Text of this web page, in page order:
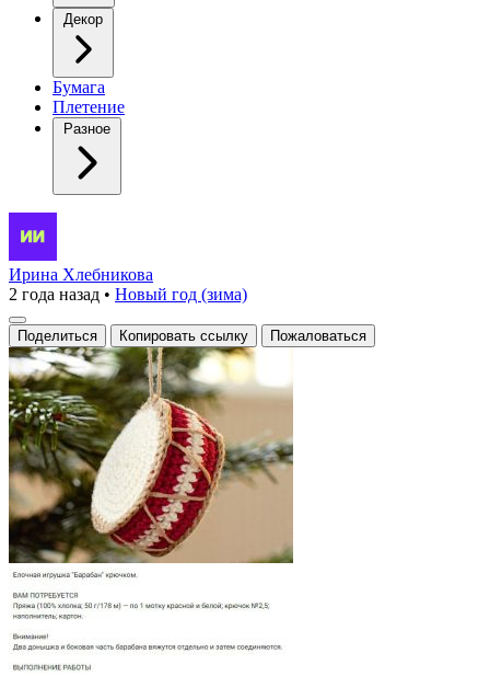
Декор
Бумага
Плетение
Разное
Барабанчик
на
ветке
Ирина Хлебникова
2 года назад • Новый год (зима)
Поделиться Копировать ссылку Пожаловаться